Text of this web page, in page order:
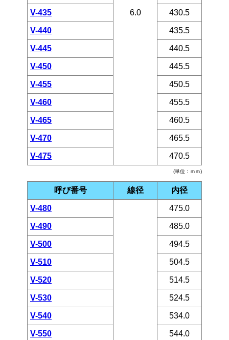
(単位：ｍｍ)
6.0
V-435 430.5
V-440 435.5
V-445 440.5
V-450 445.5
V-455 450.5
V-460 455.5
V-465 460.5
V-470 465.5
V-475 470.5
呼び番号 線径 内径
V-480 475.0
V-490 485.0
V-500 494.5
V-510 504.5
V-520 514.5
V-530 524.5
V-540 534.0
V-550 544.0